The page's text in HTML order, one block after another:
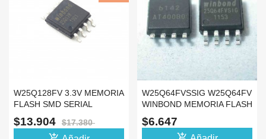
W25Q128FV 3.3V MEMORIA
FLASH SMD SERIAL
128MBIT BIOS SPI
$13.904 $17.380
W25Q64FVSSIG W25Q64FV
WINBOND MEMORIA FLASH
64M SPI
$6.647